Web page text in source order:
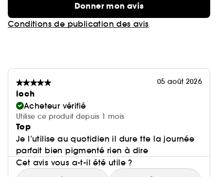
Donner mon avis
Conditions de publication des avis
05 août 2026
loch
Acheteur vérifié
Utilise ce produit depuis 1 mois
Top
Je l’utilise au quotidien il dure tte la journée
parfait bien pigmenté rien à dire
Cet avis vous a-t-il été utile ?